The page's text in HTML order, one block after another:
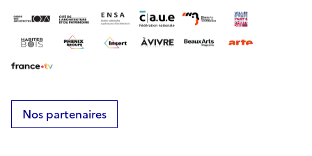
Nos partenaires